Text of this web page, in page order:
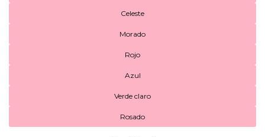
Celeste
Morado
Rojo
Azul
Verde claro
Rosado